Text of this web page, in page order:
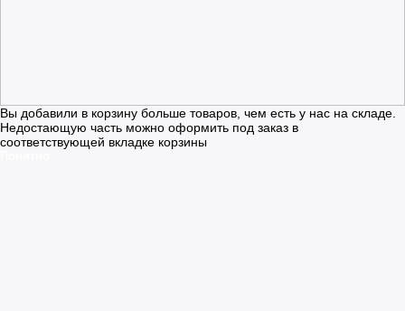
Вы добавили в корзину больше товаров, чем есть у нас на складе.
Недостающую часть можно оформить под заказ в
соответствующей вкладке корзины